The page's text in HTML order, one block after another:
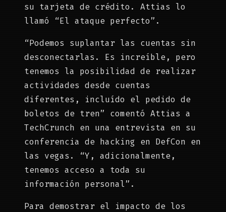
su tarjeta de crédito. Attias lo
llamó “El ataque perfecto”.
“Podemos suplantar las cuentas sin
desconectarlas. Es increíble, pero
tenemos la posibilidad de realizar
actividades desde cuentas
diferentes, incluído el pedido de
boletos de tren” comentó Attias a
TechCrunch en una entrevista en su
conferencia de hacking en DefCon en
las vegas. “Y, adicionalmente,
tenemos acceso a toda su
información personal”.
Para demostrar el impacto de los